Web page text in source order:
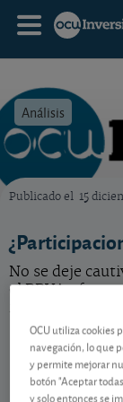
Análisis
Publicado el 15
No se deje
el BBVA ofrece
OCU utiliza cookies
navegación, lo que
y permite mejorar
botón "Aceptar
y solo entonces se